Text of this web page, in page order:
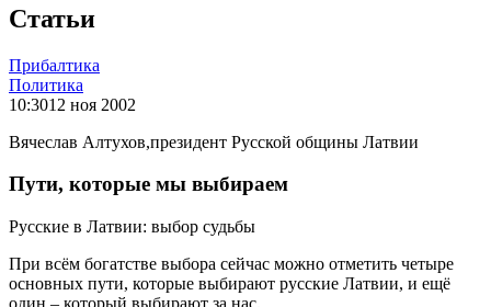
Статьи
Прибалтика
Политика
10:3012 ноя 2002
Вячеслав Алтухов,президент Русской общины Латвии
Пути, которые мы выбираем
Русские в Латвии: выбор судьбы
При всём богатстве выбора сейчас можно отметить четыре
основных пути, которые выбирают русские Латвии, и ещё
один – который выбирают за нас.